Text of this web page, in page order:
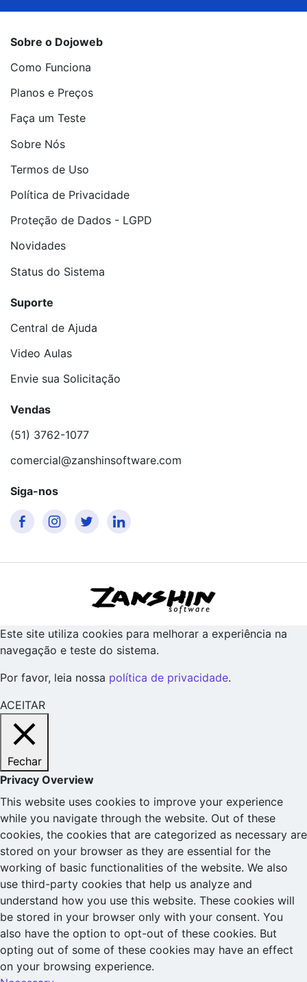
Sobre o Dojoweb
Como Funciona
Planos e Preços
Faça um Teste
Sobre Nós
Termos de Uso
Política de Privacidade
Proteção de Dados - LGPD
Novidades
Status do Sistema
Suporte
Central de Ajuda
Video Aulas
Envie sua Solicitação
Vendas
(51) 3762-1077
comercial@zanshinsoftware.com
Siga-nos
Este site utiliza cookies para melhorar a experiência na
navegação e teste do sistema.
Por favor, leia nossa política de privacidade.
ACEITAR
Fechar
Privacy Overview
This website uses cookies to improve your experience
while you navigate through the website. Out of these
cookies, the cookies that are categorized as necessary are
stored on your browser as they are essential for the
working of basic functionalities of the website. We also
use third-party cookies that help us analyze and
understand how you use this website. These cookies will
be stored in your browser only with your consent. You
also have the option to opt-out of these cookies. But
opting out of some of these cookies may have an effect
on your browsing experience.